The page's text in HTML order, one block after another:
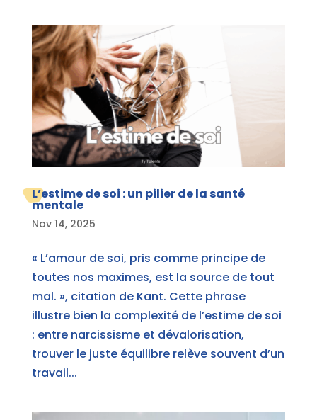
L’estime de soi : un pilier de la santé
mentale
Nov 14, 2025
« L’amour de soi, pris comme principe de
toutes nos maximes, est la source de tout
mal. », citation de Kant. Cette phrase
illustre bien la complexité de l’estime de soi
: entre narcissisme et dévalorisation,
trouver le juste équilibre relève souvent d’un
travail...